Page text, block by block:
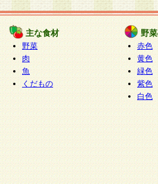
情報管理基準を満たす
が行われるよう監督しま
○開示対象個人情報の開
本人からの求めにより
報の利用目的の通知・
停止・消去及び第三者
といいます。）に応じま
開示等に応じる窓口は
ぱくすく食堂個人情
m
個人情報を与えること
主な食材
野菜
肉
魚
くだもの
野
赤色
黄色
緑色
紫色
白色